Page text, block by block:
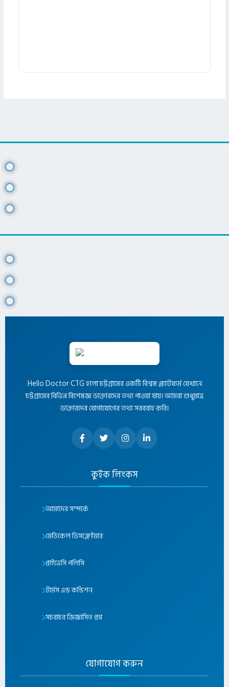
Hello Doctor CTG হলো চট্টগ্রামের একটি বিশ্বস্ত প্ল্যাটফর্ম যেখানে
চট্টগ্রামের বিভিন্ন বিশেষজ্ঞ ডাক্তারদের তথ্য পাওয়া যায়। আমরা শুধুমাত্র
ডাক্তারদের যোগাযোগের তথ্য সরবরাহ করি।
কুইক লিংকস
আমাদের সম্পর্কে
মেডিকেল ডিসক্লেইমার
প্রাইভেসি পলিসি
টার্মস এন্ড কন্ডিশন
সচরাচর জিজ্ঞাসিত প্রশ্ন
যোগাযোগ করুন